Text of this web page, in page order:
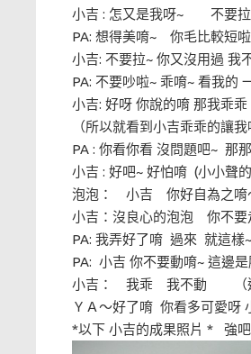
小吉 : 怎又是我呀~ 不要
PA: 想得美唷~ 你毛比較短
小吉: 不要拉~ 你又沒用過 我
PA: 不要吵啦~ 乖唷~ 看我的
小吉: 好呀 你說的唷 那我乖
（所以就看到小吉乖乖
PA : 你看你看 沒問題吧~ 那
小吉 : 好吧~ 好怕唷 (小小
泡泡： 小吉 你好自為之
小吉：沒良心的泡泡 你不
PA: 我弄好了唷 過來 就這樣
PA: 小吉 你不要動唷~ 這邊
小吉： 我乖 我不動 （還
ＹＡ～好了唷 你看多可愛
*以下 小吉的成果照片 * 強